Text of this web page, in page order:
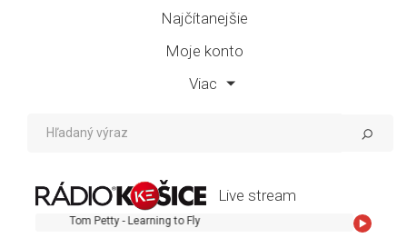
Najčítanejšie
Moje konto
Viac
Live stream
Tom Petty - Learning to Fly